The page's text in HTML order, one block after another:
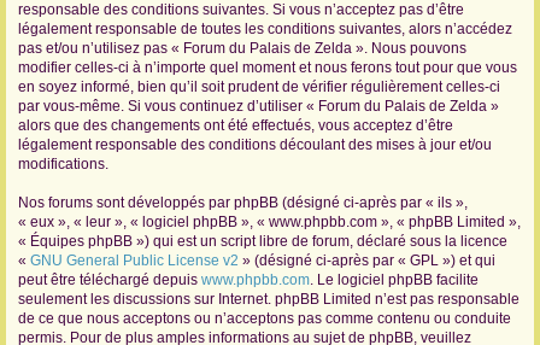
responsable des conditions suivantes. Si vous n’acceptez pas d’être
légalement responsable de toutes les conditions suivantes, alors n’accédez
pas et/ou n’utilisez pas « Forum du Palais de Zelda ». Nous pouvons
modifier celles-ci à n’importe quel moment et nous ferons tout pour que vous
en soyez informé, bien qu’il soit prudent de vérifier régulièrement celles-ci
par vous-même. Si vous continuez d’utiliser « Forum du Palais de Zelda »
alors que des changements ont été effectués, vous acceptez d’être
légalement responsable des conditions découlant des mises à jour et/ou
modifications.
Nos forums sont développés par phpBB (désigné ci-après par « ils »,
« eux », « leur », « logiciel phpBB », « www.phpbb.com », « phpBB Limited »,
« Équipes phpBB ») qui est un script libre de forum, déclaré sous la licence
« GNU General Public License v2 » (désigné ci-après par « GPL ») et qui
peut être téléchargé depuis www.phpbb.com. Le logiciel phpBB facilite
seulement les discussions sur Internet. phpBB Limited n’est pas responsable
de ce que nous acceptons ou n’acceptons pas comme contenu ou conduite
permis. Pour de plus amples informations au sujet de phpBB, veuillez